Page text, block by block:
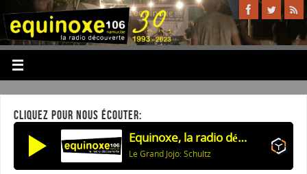
CLIQUEZ POUR NOUS ÉCOUTER:
Equinoxe, la radio découverte
Le Grand Jojo: Schultz